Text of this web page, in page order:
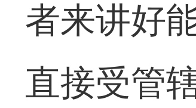
者来讲好
直接受管